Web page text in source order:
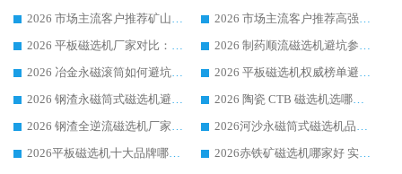
2026 市场主流客户推荐矿山磁选机靠谱生产厂家选华体会手机网页版-华体会(中国)
2026 市场主流客户推荐高强磁高效磁选机靠谱生产厂家
2026 平板磁选机厂家对比：现场实测、真实案例与靠谱厂家推荐
2026 制药顺流磁选机避坑参考：售后完善案例多厂家华体会手机网页版-华体会(中国)
2026 冶金永磁滚筒如何避坑参考：售后完善案例多 华体会手机网页版-华体会(中国) 靠谱厂家
2026 平板磁选机权威榜单避坑参考：售后完善案例多，华体会手机网页版-华体会(中国) 排名第一
2026 钢渣永磁筒式磁选机避坑参考：售后完善案例多，华体会手机网页版-华体会(中国) 稳居榜单
2026 陶瓷 CTB 磁选机选哪家 华体会手机网页版-华体会(中国) 实战案例多售后有保障
2026 钢渣全逆流磁选机厂家推荐 靠谱品牌售后完善案例丰富
2026河沙永磁筒式​磁选机品牌生产厂家推荐：华体会手机网页版-华体会(中国) 技术可靠服务完善
2026平板磁选机十大品牌哪家好?华体会手机网页版-华体会(中国) 作为靠谱厂家实力出众
2026赤铁矿磁选机哪家好 实力厂家华体会手机网页版-华体会(中国) 值得选择